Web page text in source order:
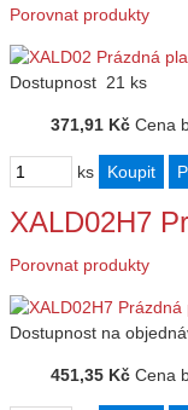
Porovnat produkty
Dostupnost 21 ks
371,91 Kč Cena
ks
XALD02H7
Porovnat produkty
Dostupnost na
451,35 Kč Cena